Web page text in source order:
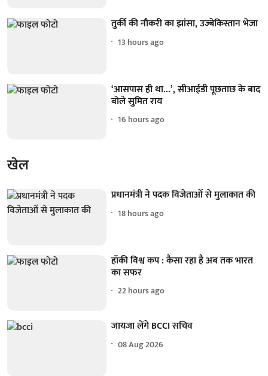
तुर्की की नौकरी का झांसा, उज्बेकिस्तान भेजा
13 hours ago
‘आसपास ही था...’, सीआईडी पूछताछ के बाद
बोले सुमित राय
16 hours ago
खेल
प्रधानमंत्री ने पदक विजेताओं से मुलाकात की
18 hours ago
हॉकी विश्व कप : कैसा रहा है अब तक भारत
का सफर
22 hours ago
जायजा लेंगे BCCI सचिव
08 Aug 2026